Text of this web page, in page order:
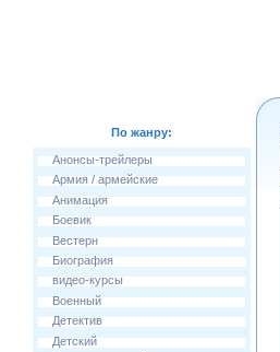
По жанру:
Анонсы-трейлеры
Армия / армейские
Анимация
Боевик
Вестерн
Биография
видео-курсы
Военный
Детектив
Детский